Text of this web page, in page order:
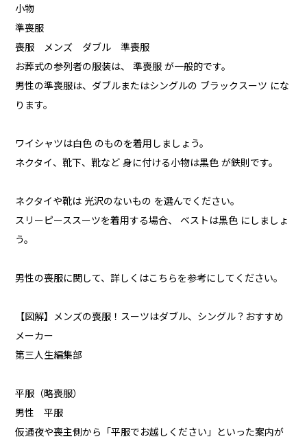
小物
準喪服
喪服 メンズ ダブル 準喪服
お葬式の参列者の服装は、 準喪服 が一般的です。
男性の準喪服は、ダブルまたはシングルの ブラックスーツ にな
ります。
ワイシャツは白色 のものを着用しましょう。
ネクタイ、靴下、靴など 身に付ける小物は黒色 が鉄則です。
ネクタイや靴は 光沢のないもの を選んでください。
スリーピーススーツを着用する場合、 ベストは黒色 にしましょ
う。
男性の喪服に関して、詳しくはこちらを参考にしてください。
【図解】メンズの喪服！スーツはダブル、シングル？おすすめ
メーカー
第三人生編集部
平服（略喪服）
男性 平服
仮通夜や喪主側から「平服でお越しください」といった案内が